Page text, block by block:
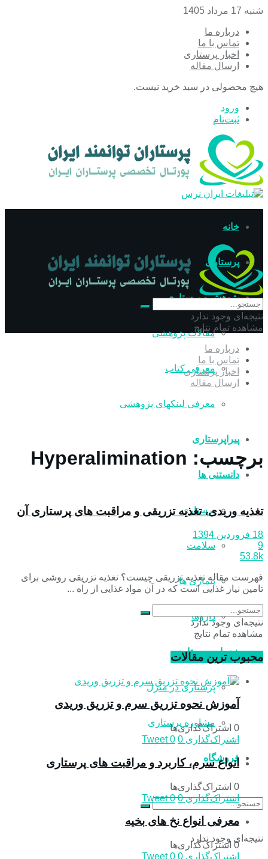
شنبه 17 مرداد 1405
درباره ما
تماس با ما
اخبار پرستاری
ارسال مقاله
هیچ محصولی در سبد خرید نیست.
ورود
ثبت‌نام
خانه
پرستاری
پژوهش و پرستاری
مقالات پژوهشی
معرفی کتاب
معرفی لینکهای پژوهشی
پیراپرستاری
دانستنی ها
پرستاری
سلامت
بیماری ها
داروها
خدمات پرستاری
پرستاری در منزل
مشاوره پرستاری
فروشگاه
نتیجه‌ای وجود ندارد
نتیجه‌ای وجود ندارد
مشاهده تمام نتایج
درباره ما
تماس با ما
اخبار پرستاری
ارسال مقاله
برچسب: Hyperalimination
تغذیه وریدی، تغذیه تزریقی و مراقبت های پرستاری آن
18 فروردین 1394
9
53.8k
فهرست مقاله تغذیه تزریقی چیست؟ تغذیه تزریقی روشی برای
تامین نیاز غذایی است که در آن مواد غذایی از راه ...
نتیجه‌ای وجود ندارد
مشاهده تمام نتایج
محبوب ترین مقالات
آموزش نحوه تزریق سرم و تزریق وریدی
0 اشتراک‌گذاری‌ها
اشتراک‌گذاری 0
Tweet 0
انواع سرم، کاربرد و مراقبت‌ های پرستاری
0 اشتراک‌گذاری‌ها
اشتراک‌گذاری 0
Tweet 0
معرفی انواع نخ های بخیه
0 اشتراک‌گذاری‌ها
اشتراک‌گذاری 0
Tweet 0